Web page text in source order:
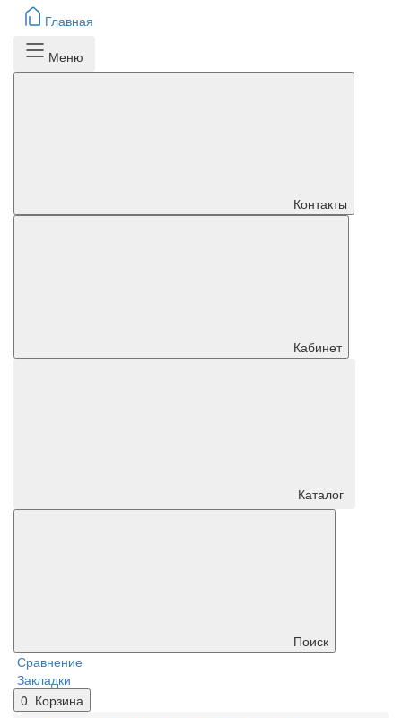
Главная
Меню
Контакты
Кабинет
Каталог
Поиск
Сравнение
Закладки
0 Корзина